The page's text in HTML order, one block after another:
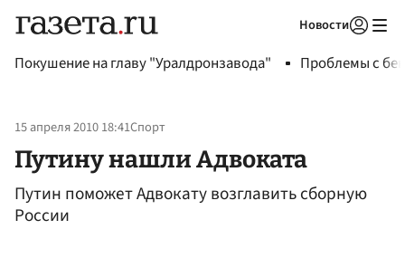
Новости
Покушение на главу "Уралдронзавода" Проблемы с
15 апреля 2010 18:41Спорт
Путину нашли Адвоката
Путин поможет Адвокату возглавить сборную
России